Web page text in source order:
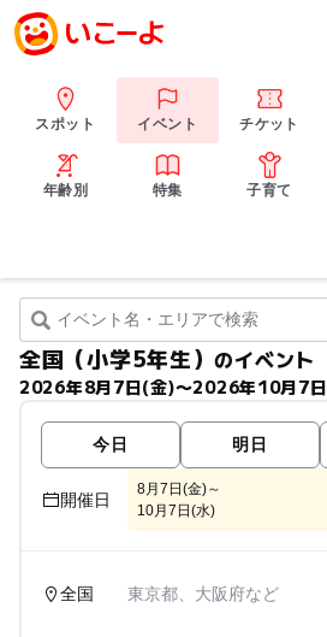
スポット イベント チケット
年齢別 特集 子育て
全国（小学5年生）のイベント
2026年8月7日(金)〜2026年10月7
今日 明日
開催日
8月7日(金)～
10月7日(水)
全国 東京都、大阪府など